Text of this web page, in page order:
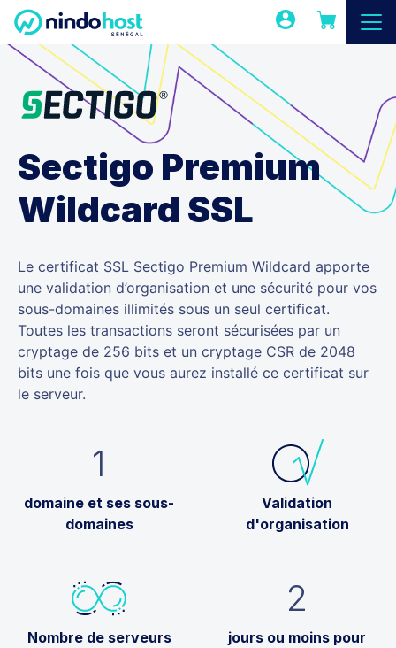
Sectigo Premium
Wildcard SSL
Le certificat SSL Sectigo Premium Wildcard apporte
une validation d’organisation et une sécurité pour vos
sous-domaines illimités sous un seul certificat.
Toutes les transactions seront sécurisées par un
cryptage de 256 bits et un cryptage CSR de 2048
bits une fois que vous aurez installé ce certificat sur
le serveur.
1
domaine et ses sous-
domaines
Validation
d'organisation
Nombre de serveurs
2
jours ou moins pour